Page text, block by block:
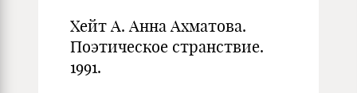
Хейт А. Анна Ахматова.
Поэтическое странствие.
1991.